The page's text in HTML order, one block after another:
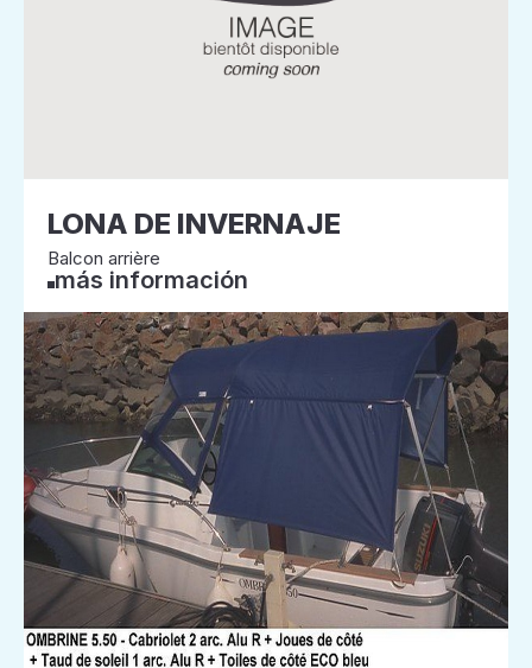
LONA DE INVERNAJE
Balcon arrière
más información